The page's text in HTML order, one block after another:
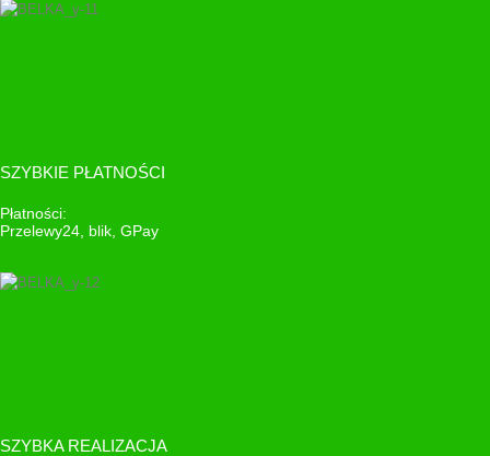
SZYBKIE PŁATNOŚCI
Płatności:
Przelewy24, blik, GPay
SZYBKA REALIZACJA